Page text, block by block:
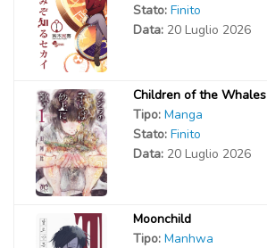
Stato: Finito
Data: 20 Luglio 2026
Children of the Whales
Tipo: Manga
Stato: Finito
Data: 20 Luglio 2026
Moonchild
Tipo: Manhwa